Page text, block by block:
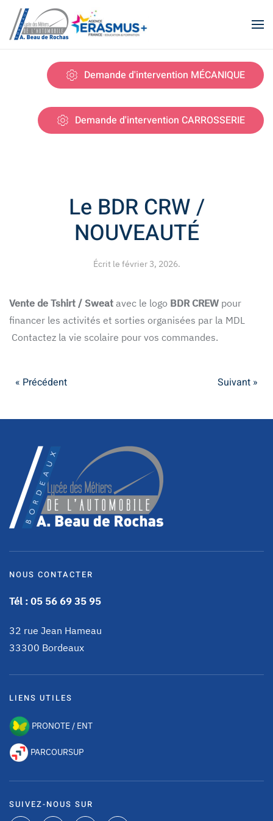
Skip to main content
Demande d'intervention MÉCANIQUE
Demande d'intervention CARROSSERIE
Le BDR CRW /
NOUVEAUTÉ
Écrit le février 3, 2026.
Vente de Tshirt / Sweat avec le logo BDR CREW pour
financer les activités et sorties organisées par la MDL
Contactez la vie scolaire pour vos commandes.
« Précédent Suivant »
NOUS CONTACTER
Tél : 05 56 69 35 95
32 rue Jean Hameau
33300 Bordeaux
LIENS UTILES
PRONOTE / ENT
PARCOURSUP
SUIVEZ-NOUS SUR